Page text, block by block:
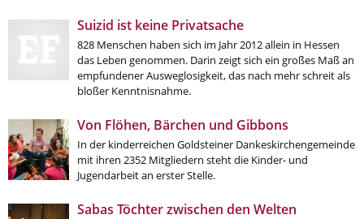
Meinungen
Menschen
Stadtkirche
Aktuelle Printausgabe
Oktober 2017
Suizid ist keine Privatsache
828 Menschen haben sich im Jahr 2012 allein in Hessen
das Leben genommen. Darin zeigt sich ein großes Maß an
empfundener Ausweglosigkeit, das nach mehr schreit als
bloßer Kenntnisnahme.
Von Flöhen, Bärchen und Gibbons
In der kinderreichen Goldsteiner Dankeskirchengemeinde
mit ihren 2352 Mitgliedern steht die Kinder- und
Jugendarbeit an erster Stelle.
Sabas Töchter zwischen den Welten